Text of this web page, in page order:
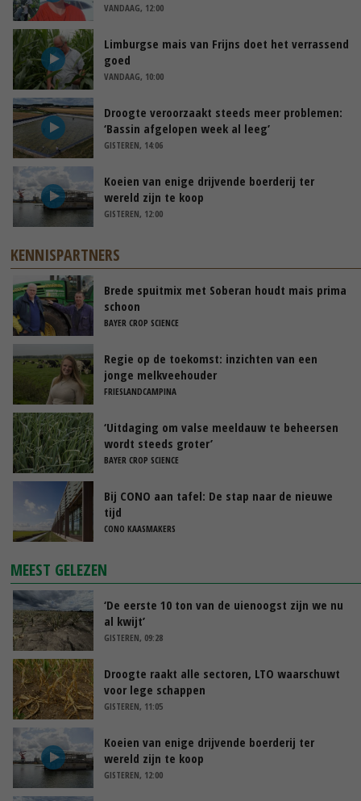
VANDAAG, 12:00
Limburgse mais van Frijns doet het verrassend
goed
VANDAAG, 10:00
Droogte veroorzaakt steeds meer problemen:
‘Bassin afgelopen week al leeg’
GISTEREN, 14:06
Koeien van enige drijvende boerderij ter
wereld zijn te koop
GISTEREN, 12:00
KENNISPARTNERS
Brede spuitmix met Soberan houdt mais prima
schoon
BAYER CROP SCIENCE
Regie op de toekomst: inzichten van een
jonge melkveehouder
FRIESLANDCAMPINA
‘Uitdaging om valse meeldauw te beheersen
wordt steeds groter’
BAYER CROP SCIENCE
Bij CONO aan tafel: De stap naar de nieuwe
tijd
CONO KAASMAKERS
MEEST GELEZEN
‘De eerste 10 ton van de uienoogst zijn we nu
al kwijt’
GISTEREN, 09:28
Droogte raakt alle sectoren, LTO waarschuwt
voor lege schappen
GISTEREN, 11:05
Koeien van enige drijvende boerderij ter
wereld zijn te koop
GISTEREN, 12:00